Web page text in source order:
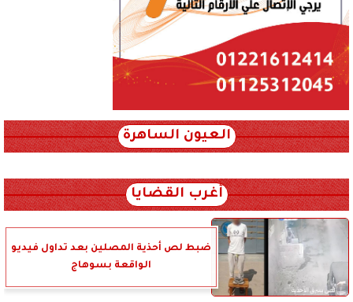
العيون الساهرة
أغرب القضايا
ضبط لص أحذية المصلين بعد تداول فيديو
الواقعة بسوهاج